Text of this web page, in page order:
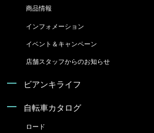
商品情報
インフォメーション
イベント＆キャンペーン
店舗スタッフからのお知らせ
ビアンキライフ
自転車カタログ
ロード